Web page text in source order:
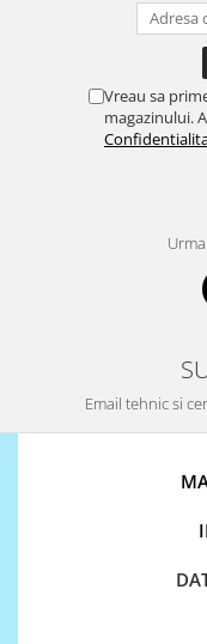
Vreau sa
magazinului.
Email tehnic si